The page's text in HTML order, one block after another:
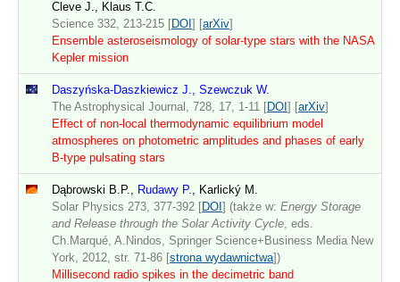
Cleve J., Klaus T.C.
Science 332, 213-215 [DOI] [arXiv]
Ensemble asteroseismology of solar-type stars with the NASA
Kepler mission
Daszyńska-Daszkiewicz J., Szewczuk W.
The Astrophysical Journal, 728, 17, 1-11 [DOI] [arXiv]
Effect of non-local thermodynamic equilibrium model
atmospheres on photometric amplitudes and phases of early
B-type pulsating stars
Dąbrowski B.P., Rudawy P.
, Karlický M.
Solar Physics 273, 377-392 [DOI] (także w: Energy Storage
and Release through the Solar Activity Cycle , eds.
Ch.Marqué, A.Nindos, Springer Science+Business Media New
York, 2012, str. 71-86 [strona wydawnictwa])
Millisecond radio spikes in the decimetric band